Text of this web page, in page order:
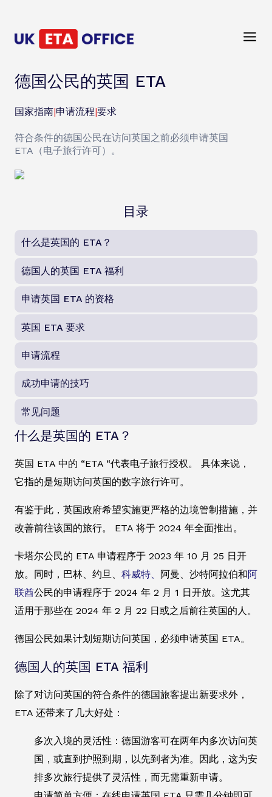
德国公民的英国 ETA
国家指南|申请流程|要求
符合条件的德国公民在访问英国之前必须申请英国
ETA（电子旅行许可）。
目录
什么是英国的 ETA？
德国人的英国 ETA 福利
申请英国 ETA 的资格
英国 ETA 要求
申请流程
成功申请的技巧
常见问题
什么是英国的 ETA？
英国 ETA 中的 “ETA “代表电子旅行授权。 具体来说，
它指的是短期访问英国的数字旅行许可。
有鉴于此，英国政府希望实施更严格的边境管制措施，并
改善前往该国的旅行。 ETA 将于 2024 年全面推出。
卡塔尔公民的 ETA 申请程序于 2023 年 10 月 25 日开
放。同时，巴林、约旦、 科威特、 阿曼、沙特阿拉伯和阿
联酋公民的申请程序于 2024 年 2 月 1 日开放。这尤其
适用于那些在 2024 年 2 月 22 日或之后前往英国的人。
德国公民如果计划短期访问英国，必须申请英国 ETA。
德国人的英国 ETA 福利
除了对访问英国的符合条件的德国旅客提出新要求外，
ETA 还带来了几大好处：
多次入境的灵活性：德国游客可在两年内多次访问英
国，或直到护照到期，以先到者为准。因此，这为安
排多次旅行提供了灵活性，而无需重新申请。